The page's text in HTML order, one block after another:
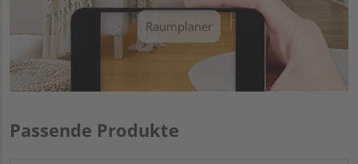
Raumplaner
Passende Produkte